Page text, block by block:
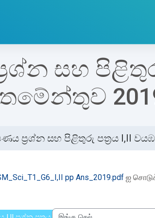
සහ
ප්‍රශ්න සහ පිළිතුරු පත්‍රය I,II
pp Ans_2019.pdf ஐ